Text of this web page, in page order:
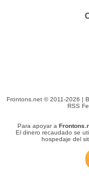
Frontons.net © 2011-2026 |
RSS
Para apoyar a
El dinero recaudado se
hospedaje del